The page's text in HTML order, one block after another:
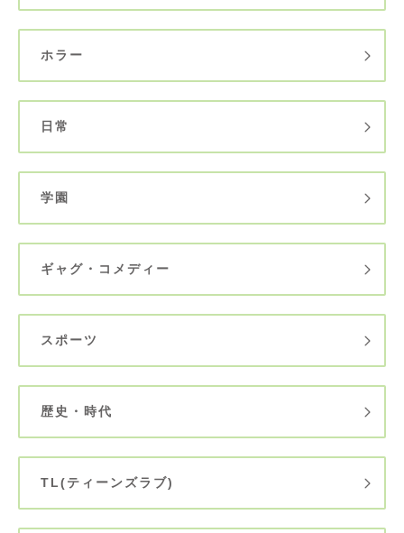
ホラー
日常
学園
ギャグ・コメディー
スポーツ
歴史・時代
TL(ティーンズラブ)